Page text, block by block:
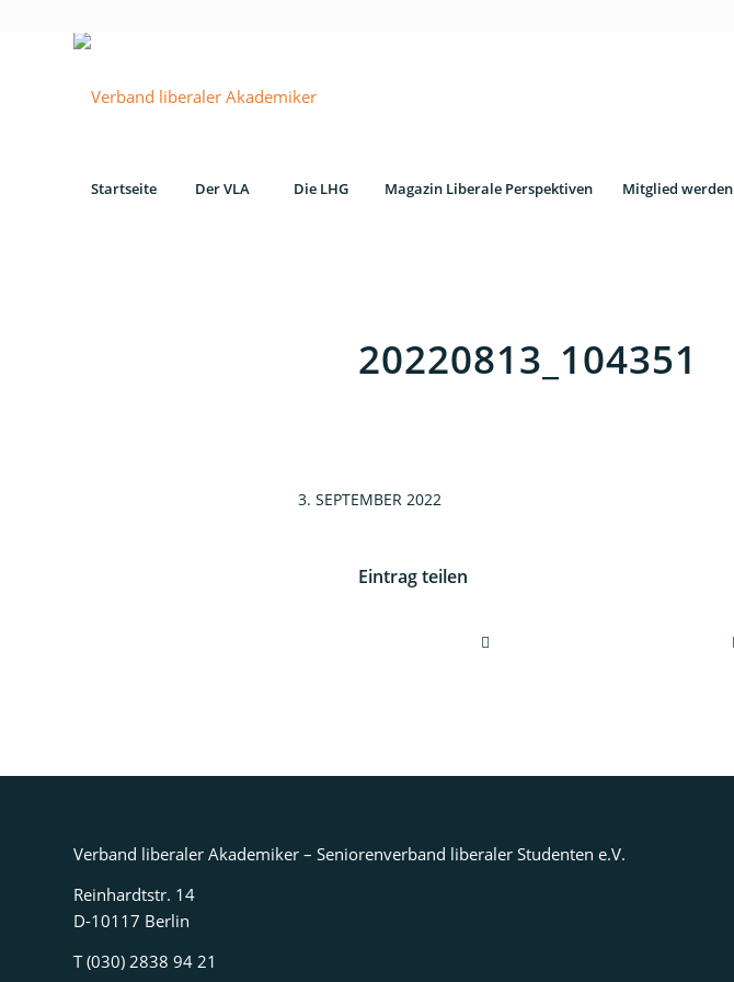
Startseite Der VLA Die LHG Magazin Liberale Perspektiven Mitglied werden
20220813_104351
3. SEPTEMBER 2022
Eintrag teilen
Verband liberaler Akademiker – Seniorenverband liberaler Studenten e.V.
Reinhardtstr. 14
D-10117 Berlin
T (030) 2838 94 21